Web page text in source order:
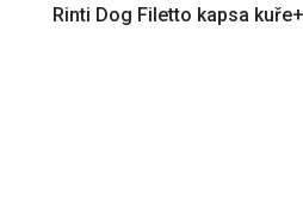
Rinti Dog Filetto kapsa